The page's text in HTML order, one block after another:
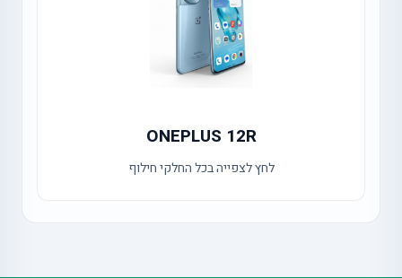
ONEPLUS 12R
לחץ לצפייה בכל החלקי חילוף